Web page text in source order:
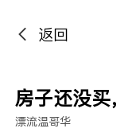
返回
房子还没买
漂流温哥华